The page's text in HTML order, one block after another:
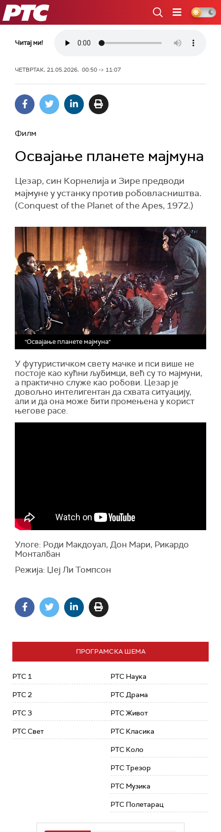
РТС
Читај ми!
ЧЕТВРТАК, 21.05.2026, 00:50 -> 11:07
Филм
Освајање планете мајмуна
Цезар, син Корнелија и Зире предводи
мајмуне у устанку против робовласништва.
(Conquest of the Planet of the Apes, 1972.)
"Освајање планете мајмуна"
У футуристичком свету мачке и пси више не
постоје као кућни љубимци, већ су то мајмуни,
а практично служе као робови. Цезар је
довољно интелигентан да схвата ситуацију,
али и да она може бити промењена у корист
његове расе.
Улоге: Роди Макдоуал, Дон Мари, Рикардо
Монталбан
Режија: Џеј Ли Томпсон
ПРОГРАМСКА ШЕМА
РТС 1
РТС 2
РТС 3
РТС Свет
РТС Наука
РТС Драма
РТС Живот
РТС Класика
РТС Коло
РТС Трезор
РТС Музика
РТС Полетарац